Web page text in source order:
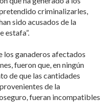
criminalizarles,
sido acusados de la
estafa”.
los ganaderos afectados
fueron que, en ningún
de que las cantidades
de la
fueran incompatibles